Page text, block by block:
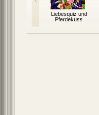
Liebesquiz und
Pferdekuss